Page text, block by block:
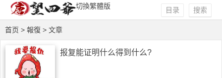
切換繁體版 搜索
目录
首页 > 報復 > 文章
报复能证明什么得到什么?